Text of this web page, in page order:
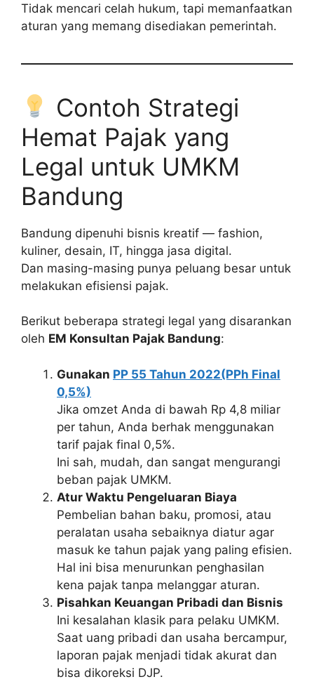
Tidak mencari celah hukum, tapi memanfaatkan
aturan yang memang disediakan pemerintah.
Contoh Strategi
Hemat Pajak yang
Legal untuk UMKM
Bandung
Bandung dipenuhi bisnis kreatif — fashion,
kuliner, desain, IT, hingga jasa digital.
Dan masing-masing punya peluang besar untuk
melakukan efisiensi pajak.
Berikut beberapa strategi legal yang disarankan
oleh EM Konsultan Pajak Bandung:
Gunakan PP 55 Tahun 2022(PPh Final
0,5%)
Jika omzet Anda di bawah Rp 4,8 miliar
per tahun, Anda berhak menggunakan
tarif pajak final 0,5%.
Ini sah, mudah, dan sangat mengurangi
beban pajak UMKM.
Atur Waktu Pengeluaran Biaya
Pembelian bahan baku, promosi, atau
peralatan usaha sebaiknya diatur agar
masuk ke tahun pajak yang paling efisien.
Hal ini bisa menurunkan penghasilan
kena pajak tanpa melanggar aturan.
Pisahkan Keuangan Pribadi dan Bisnis
Ini kesalahan klasik para pelaku UMKM.
Saat uang pribadi dan usaha bercampur,
laporan pajak menjadi tidak akurat dan
bisa dikoreksi DJP.